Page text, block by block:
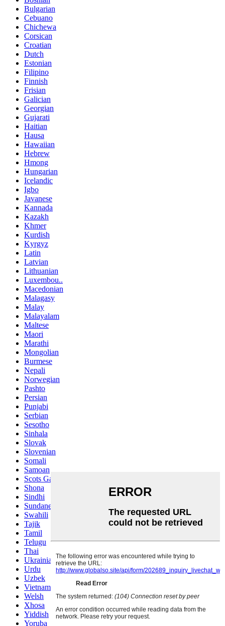
Bulgarian
Cebuano
Chichewa
Corsican
Croatian
Dutch
Estonian
Filipino
Finnish
Frisian
Galician
Georgian
Gujarati
Haitian
Hausa
Hawaiian
Hebrew
Hmong
Hungarian
Icelandic
Igbo
Javanese
Kannada
Kazakh
Khmer
Kurdish
Kyrgyz
Latin
Latvian
Lithuanian
Luxembou..
Macedonian
Malagasy
Malay
Malayalam
Maltese
Maori
Marathi
Mongolian
Burmese
Nepali
Norwegian
Pashto
Persian
Punjabi
Serbian
Sesotho
Sinhala
Slovak
Slovenian
Somali
Samoan
Scots Gaelic
Shona
Sindhi
Sundanese
Swahili
Tajik
Tamil
Telugu
Thai
Ukrainian
Urdu
Uzbek
Vietnamese
Welsh
Xhosa
Yiddish
Yoruba